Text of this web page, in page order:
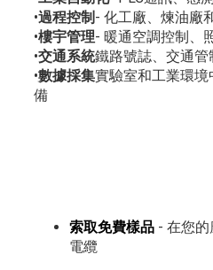
•過程控制 - 化工廠、煉油廠
•樓宇管理- 暖通空調控制、
•交通系統鐵路號誌、交通
•數據採集實驗室和工業環
備
索取免費樣品- 在您的
電纜